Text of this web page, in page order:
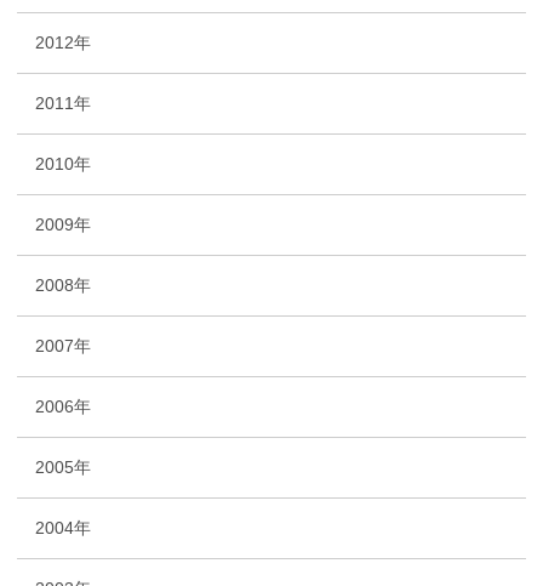
2012年
2011年
2010年
2009年
2008年
2007年
2006年
2005年
2004年